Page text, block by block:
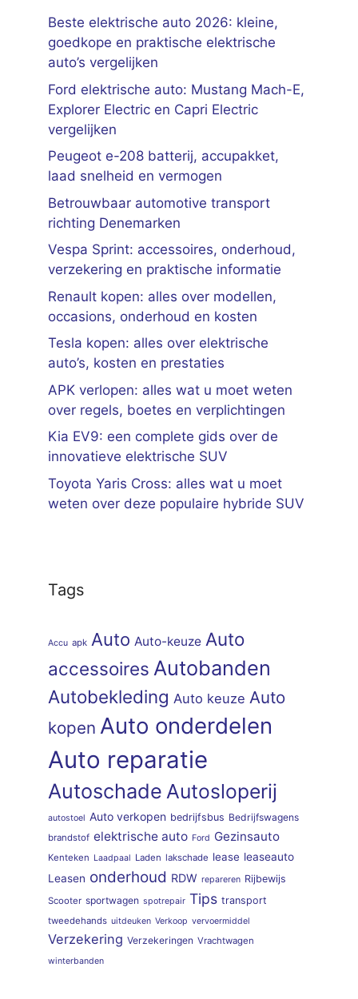
Beste elektrische auto 2026: kleine,
goedkope en praktische elektrische
auto’s vergelijken
Ford elektrische auto: Mustang Mach-E,
Explorer Electric en Capri Electric
vergelijken
Peugeot e-208 batterij, accupakket,
laad snelheid en vermogen
Betrouwbaar automotive transport
richting Denemarken
Vespa Sprint: accessoires, onderhoud,
verzekering en praktische informatie
Renault kopen: alles over modellen,
occasions, onderhoud en kosten
Tesla kopen: alles over elektrische
auto’s, kosten en prestaties
APK verlopen: alles wat u moet weten
over regels, boetes en verplichtingen
Kia EV9: een complete gids over de
innovatieve elektrische SUV
Toyota Yaris Cross: alles wat u moet
weten over deze populaire hybride SUV
Tags
Accu apk Auto Auto-keuze Auto
accessoires Autobanden
Autobekleding Auto keuze Auto
kopen Auto onderdelen
Auto reparatie
Autoschade Autosloperij
autostoel Auto verkopen bedrijfsbus Bedrijfswagens
brandstof elektrische auto Ford Gezinsauto
Kenteken Laadpaal Laden lakschade lease leaseauto
Leasen onderhoud RDW repareren Rijbewijs
Scooter sportwagen spotrepair Tips transport
tweedehands uitdeuken Verkoop vervoermiddel
Verzekering Verzekeringen Vrachtwagen
winterbanden